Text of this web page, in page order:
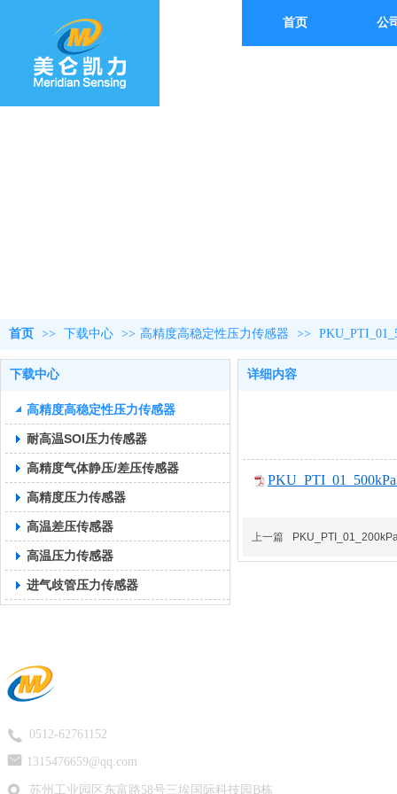
首页 公
首页 >> 下载中心 >> 高精度高稳定性压力传感器 >>
下载中心
高精度高稳定性压力传感器
耐高温SOI压力传感器
高精度气体静压/差压传感器
高精度压力传感器
高温差压传感器
高温压力传感器
进气歧管压力传感器
详细内容
上一篇
0512-62761152
1315476659@qq.com
苏州工业园区东富路58号三埃国际科技园B栋